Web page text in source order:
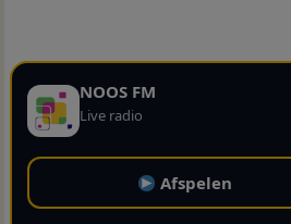
NOOS FM
Live radio
Afspelen